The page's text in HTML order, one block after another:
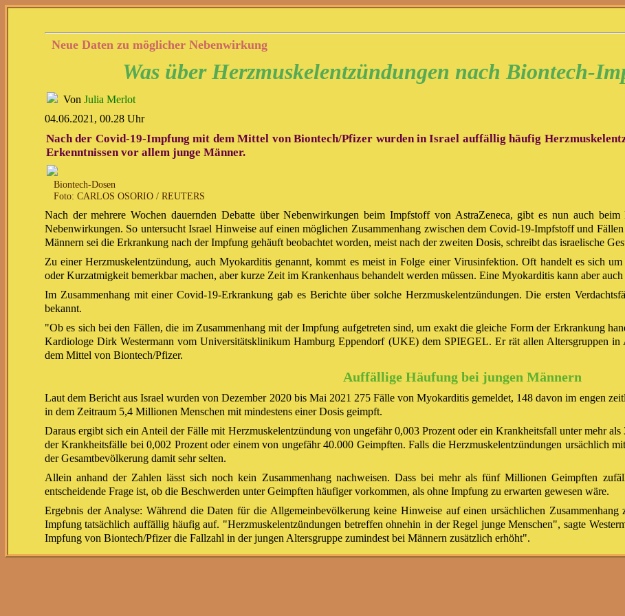
Neue Daten zu möglicher Nebenwirkung
Was über Herzmuskelentzündungen nach Biontech-
Von Julia Merlot
04.06.2021, 00.28 Uhr
Nach der Covid-19-Impfung mit dem Mittel von Biontech/Pfizer wurden in Israel auffällig häufig
Erkenntnissen vor allem junge Männer.
Biontech-Dosen
Foto: CARLOS OSORIO / REUTERS
Nach der mehrere Wochen dauernden Debatte über Nebenwirkungen beim Impfstoff von AstraZeneca, gibt es nun auch
Nebenwirkungen. So untersucht Israel Hinweise auf einen möglichen Zusammenhang zwischen dem Covid-19-Impfstoff und
Männern sei die Erkrankung nach der Impfung gehäuft beobachtet worden, meist nach der zweiten Dosis, schreibt das israelische
Zu einer Herzmuskelentzündung, auch Myokarditis genannt, kommt es meist in Folge einer Virusinfektion. Oft handelt es sich
oder Kurzatmigkeit bemerkbar machen, aber kurze Zeit im Krankenhaus behandelt werden müssen. Eine Myokarditis kann aber
Im Zusammenhang mit einer Covid-19-Erkrankung gab es Berichte über solche Herzmuskelentzündungen. Die ersten
bekannt.
"Ob es sich bei den Fällen, die im Zusammenhang mit der Impfung aufgetreten sind, um exakt die gleiche Form der Erkrankung
Kardiologe Dirk Westermann vom Universitätsklinikum Hamburg Eppendorf (UKE) dem SPIEGEL. Er rät allen Altersgruppen
dem Mittel von Biontech/Pfizer.
Auffällige Häufung bei jungen Männern
Laut dem Bericht aus Israel wurden von Dezember 2020 bis Mai 2021 275 Fälle von Myokarditis gemeldet, 148 davon im engen
in dem Zeitraum 5,4 Millionen Menschen mit mindestens einer Dosis geimpft.
Daraus ergibt sich ein Anteil der Fälle mit Herzmuskelentzündung von ungefähr 0,003 Prozent oder ein Krankheitsfall unter mehr
der Krankheitsfälle bei 0,002 Prozent oder einem von ungefähr 40.000 Geimpften. Falls die Herzmuskelentzündungen ursächlich
der Gesamtbevölkerung damit sehr selten.
Allein anhand der Zahlen lässt sich noch kein Zusammenhang nachweisen. Dass bei mehr als fünf Millionen Geimpften
entscheidende Frage ist, ob die Beschwerden unter Geimpften häufiger vorkommen, als ohne Impfung zu erwarten gewesen wäre.
Ergebnis der Analyse: Während die Daten für die Allgemeinbevölkerung keine Hinweise auf einen ursächlichen
Impfung tatsächlich auffällig häufig auf. "Herzmuskelentzündungen betreffen ohnehin in der Regel junge Menschen", sagte
Impfung von Biontech/Pfizer die Fallzahl in der jungen Altersgruppe zumindest bei Männern zusätzlich erhöht".
"Gewisse Wahrscheinlichkeit" für einen